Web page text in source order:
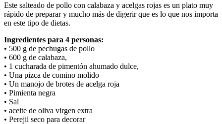
Este salteado de pollo con calabaza y acelgas rojas es un plato muy
rápido de preparar y mucho más de digerir que es lo que nos importa
en este tipo de dietas.
Ingredientes para 4 personas:
• 500 g de pechugas de pollo
• 600 g de calabaza,
• 1 cucharada de pimentón ahumado dulce,
• Una pizca de comino molido
• Un manojo de brotes de acelga roja
• Pimienta negra
• Sal
• aceite de oliva virgen extra
• Perejil seco para decorar